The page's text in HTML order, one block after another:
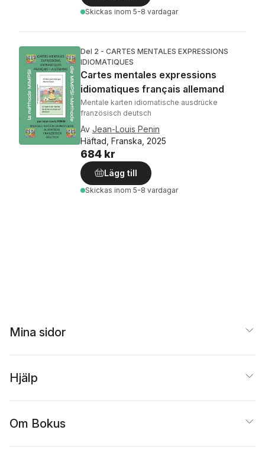
Skickas inom 5-8 vardagar
Del 2 - CARTES MENTALES EXPRESSIONS
IDIOMATIQUES
Cartes mentales expressions
idiomatiques français allemand
Mentale karten idiomatische ausdrücke
französisch deutsch
Av Jean-Louis Penin
Häftad, Franska, 2025
684 kr
Lägg till
Skickas inom 5-8 vardagar
Mina sidor
Hjälp
Om Bokus